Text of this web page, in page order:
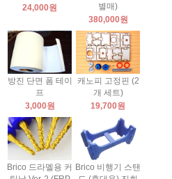
24,000원
별매)
380,000원
방진 단면 폼 테이
프
3,000원
캐노피 고정핀 (2
개 세트)
19,700원
Brico 드라멜용 커
Brico 비행기 스탠